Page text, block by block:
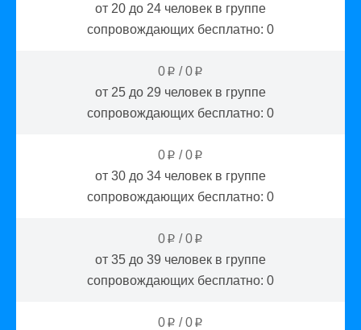
от 20 до 24 человек в группе
сопровождающих бесплатно: 0
0 p /0 p
от 25 до 29 человек в группе
сопровождающих бесплатно: 0
0 p /0 p
от 30 до 34 человек в группе
сопровождающих бесплатно: 0
0 p /0 p
от 35 до 39 человек в группе
сопровождающих бесплатно: 0
0 p /0 p